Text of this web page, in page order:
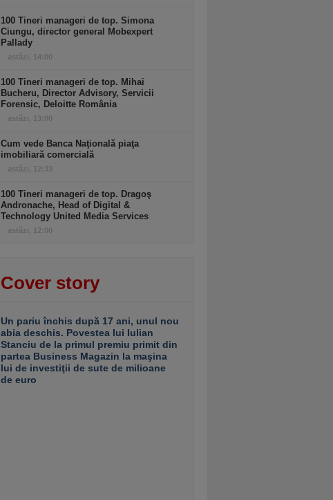
100 Tineri manageri de top. Simona
Ciungu, director general Mobexpert
Pallady
astăzi, 14:00
100 Tineri manageri de top. Mihai
Bucheru, Director Advisory, Servicii
Forensic, Deloitte România
astăzi, 13:00
Cum vede Banca Naţională piaţa
imobiliară comercială
astăzi, 12:33
100 Tineri manageri de top. Dragoş
Andronache, Head of Digital &
Technology United Media Services
astăzi, 12:00
Cover story
Un pariu închis după 17 ani, unul nou
abia deschis. Povestea lui Iulian
Stanciu de la primul premiu primit din
partea Business Magazin la maşina
lui de investiţii de sute de milioane
de euro